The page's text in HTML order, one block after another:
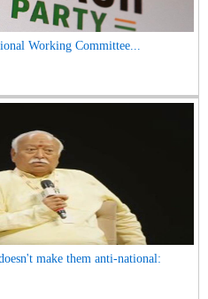
Working Committee...
make them anti-national: